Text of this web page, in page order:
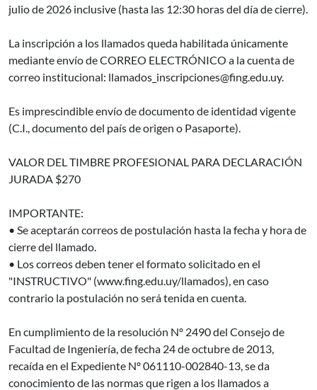
julio de 2026 inclusive (hasta las 12:30 horas del día de cierre).
La inscripción a los llamados queda habilitada únicamente
mediante envío de CORREO ELECTRÓNICO a la cuenta de
correo institucional: llamados_inscripciones@fing.edu.uy.
Es imprescindible envío de documento de identidad vigente
(C.I., documento del país de origen o Pasaporte).
VALOR DEL TIMBRE PROFESIONAL PARA DECLARACIÓN
JURADA $270
IMPORTANTE:
• Se aceptarán correos de postulación hasta la fecha y hora de
cierre del llamado.
• Los correos deben tener el formato solicitado en el
"INSTRUCTIVO" (www.fing.edu.uy/llamados), en caso
contrario la postulación no será tenida en cuenta.
En cumplimiento de la resolución Nº 2490 del Consejo de
Facultad de Ingeniería, de fecha 24 de octubre de 2013,
recaída en el Expediente Nº 061110-002840-13, se da
conocimiento de las normas que rigen a los llamados a